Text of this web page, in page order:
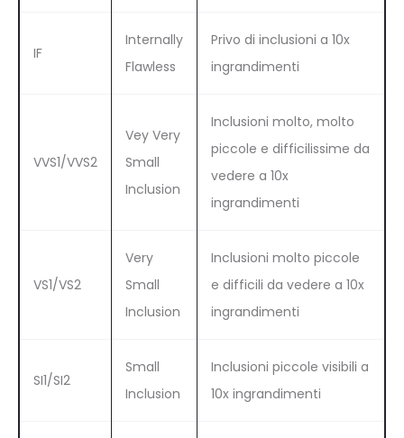
IF
Internally
Flawless
Privo di inclusioni a 10x
ingrandimenti
VVS1/VVS2
Vey Very
Small
Inclusion
Inclusioni molto, molto
piccole e difficilissime da
vedere a 10x
ingrandimenti
VS1/VS2
Very
Small
Inclusion
Inclusioni molto piccole
e difficili da vedere a 10x
ingrandimenti
SI1/SI2
Small
Inclusion
Inclusioni piccole visibili a
10x ingrandimenti